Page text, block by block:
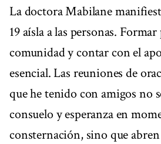
La doctora Mabilane
19 aísla a las personas.
comunidad y contar con el
esencial. Las reuniones de
que he tenido con amigos no
consuelo y esperanza en
consternación, sino que